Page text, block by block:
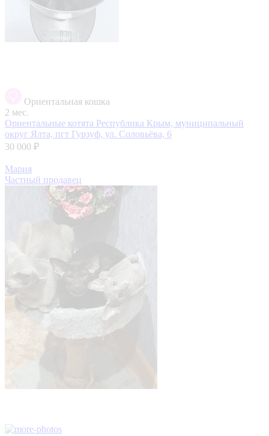
Ориентальная кошка
2 мес.
Ориентальные котята Республика Крым, муниципальный
округ Ялта, пгт Гурзуф, ул. Соловьёва, 6
30 000 ₽
Мария
Частный продавец